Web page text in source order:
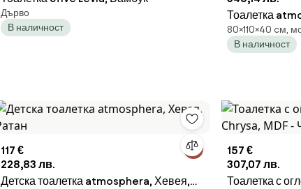
Дърво
В наличност
Тоалетка
Бреза, MDF
80×110×40 cм,
В наличност
117 €
228,83 лв.
Детска тоалетка atmosphera, Хевея,
157 €
307,07 лв.
Тоалетка с